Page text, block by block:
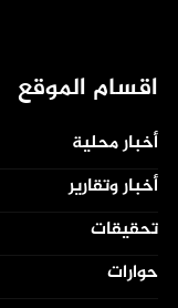
اقسام الموقع
أخبار محلية
أخبار وتقارير
تحقيقات
حوارات